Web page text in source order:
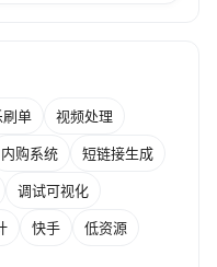
刷单 视频处理
内购系统 短链接生成
调试可视化
快手 低资源